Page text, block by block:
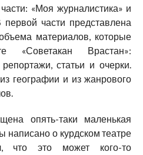
«Моя журналистика» и
первой части представлена
материалов, которые
«Советакан Врастан»:
статьи и очерки.
географии и из жанрового
опять-таки маленькая
написано о курдском театре
что это может кого-то